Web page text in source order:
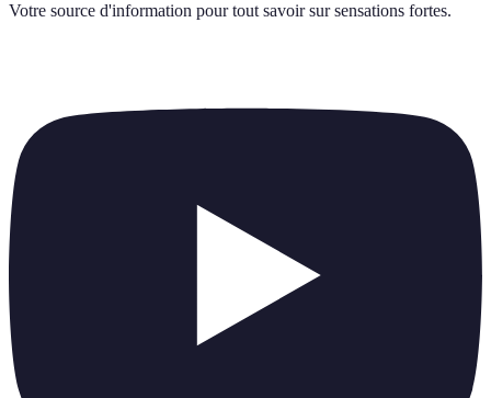
Votre source d'information pour tout savoir sur sensations fortes.